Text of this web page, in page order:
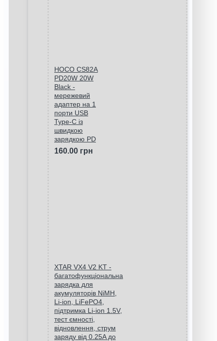
HOCO CS82A
PD20W 20W
Black -
мережевий
адаптер на 1
порти USB
Type-C із
швидкою
зарядкою PD
160.00 грн
XTAR VX4 V2 KT -
багатофункціональна
зарядка для
акумуляторів NiMH,
Li-ion, LiFePO4,
підтримка Li-ion 1.5V,
тест ємності,
відновлення, струм
заряду від 0.25A до